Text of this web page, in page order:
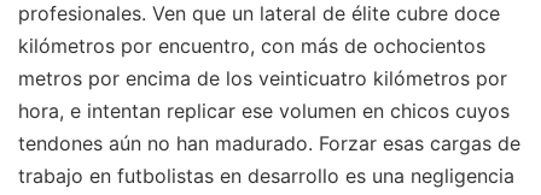
profesionales. Ven que un lateral de élite cubre doce
kilómetros por encuentro, con más de ochocientos
metros por encima de los veinticuatro kilómetros por
hora, e intentan replicar ese volumen en chicos cuyos
tendones aún no han madurado. Forzar esas cargas de
trabajo en futbolistas en desarrollo es una negligencia